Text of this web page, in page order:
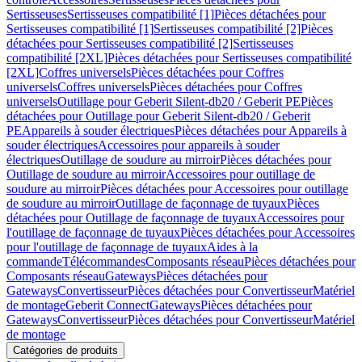
SertisseusesSertisseuses compatibilité [1]Pièces détachées pour
Sertisseuses compatibilité [1]Sertisseuses compatibilité [2]Pièces
détachées pour Sertisseuses compatibilité [2]Sertisseuses
compatibilité [2XL]Pièces détachées pour Sertisseuses compatibilité
[2XL]Coffres universelsPièces détachées pour Coffres
universelsCoffres universelsPièces détachées pour Coffres
universelsOutillage pour Geberit Silent-db20 / Geberit PEPièces
détachées pour Outillage pour Geberit Silent-db20 / Geberit
PEAppareils à souder électriquesPièces détachées pour Appareils à
souder électriquesAccessoires pour appareils à souder
électriquesOutillage de soudure au mirroirPièces détachées pour
Outillage de soudure au mirroirAccessoires pour outillage de
soudure au mirroirPièces détachées pour Accessoires pour outillage
de soudure au mirroirOutillage de façonnage de tuyauxPièces
détachées pour Outillage de façonnage de tuyauxAccessoires pour
l'outillage de façonnage de tuyauxPièces détachées pour Accessoires
pour l'outillage de façonnage de tuyauxAides à la
commandeTélécommandesComposants réseauPièces détachées pour
Composants réseauGatewaysPièces détachées pour
GatewaysConvertisseurPièces détachées pour ConvertisseurMatériel
de montageGeberit ConnectGatewaysPièces détachées pour
GatewaysConvertisseurPièces détachées pour ConvertisseurMatériel
de montage
Catégories de produits